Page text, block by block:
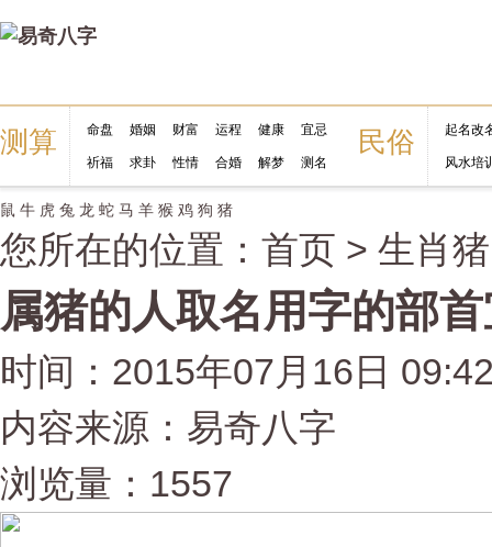
测算 命盘 婚姻 财富 运程 健康 宜忌
祈福 求卦 性情 合婚 解梦 测名
民俗 起名改
风水培
鼠 牛 虎 兔 龙 蛇 马 羊 猴 鸡 狗 猪
您所在的位置： 首页 > 生肖猪
属猪的人取名用字的部
时间：2015年07月16日
内容来源：易奇八字
浏览量：1557